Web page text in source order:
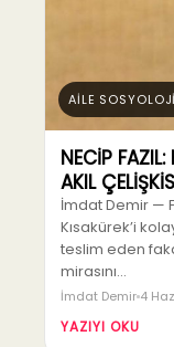
AİLE
NECİP
AKIL
İmdat Demir —
Kısakürek’i
teslim eden
mirasını…
İmdat Demir 4
YAZIYI OKU